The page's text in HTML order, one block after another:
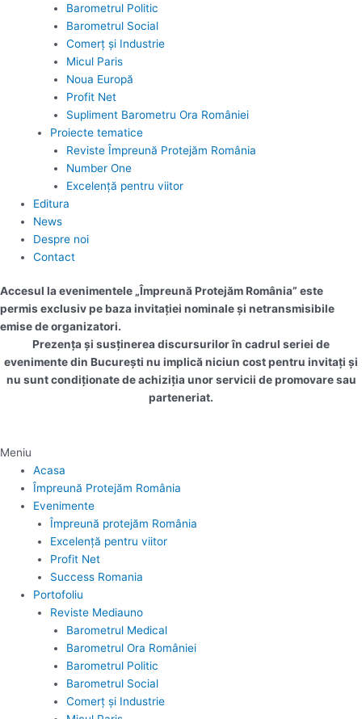
Barometrul Politic
Barometrul Social
Comerț și Industrie
Micul Paris
Noua Europă
Profit Net
Supliment Barometru Ora României
Proiecte tematice
Reviste Împreună Protejăm România
Number One
Excelență pentru viitor
Editura
News
Despre noi
Contact
Accesul la evenimentele „Împreună Protejăm România” este
permis exclusiv pe baza invitației nominale și netransmisibile
emise de organizatori.
Prezența și susținerea discursurilor în cadrul seriei de
evenimente din București nu implică niciun cost pentru invitați și
nu sunt condiționate de achiziția unor servicii de promovare sau
parteneriat.
Meniu
Acasa
Împreună Protejăm România
Evenimente
Împreună protejăm România
Excelență pentru viitor
Profit Net
Success Romania
Portofoliu
Reviste Mediauno
Barometrul Medical
Barometrul Ora României
Barometrul Politic
Barometrul Social
Comerț și Industrie